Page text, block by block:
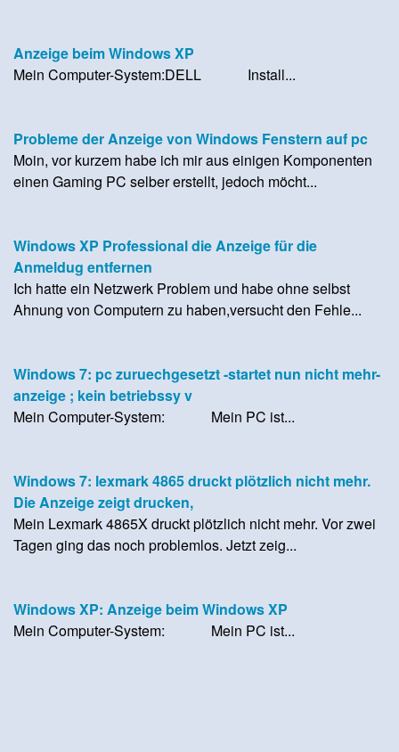
Anzeige beim Windows XP
Mein Computer-System:DELL Install...
Probleme der Anzeige von Windows Fenstern auf pc
Moin, vor kurzem habe ich mir aus einigen Komponenten
einen Gaming PC selber erstellt, jedoch möcht...
Windows XP Professional die Anzeige für die
Anmeldug entfernen
Ich hatte ein Netzwerk Problem und habe ohne selbst
Ahnung von Computern zu haben,versucht den Fehle...
Windows 7: pc zuruechgesetzt -startet nun nicht mehr-
anzeige ; kein betriebssy v
Mein Computer-System: Mein PC ist...
Windows 7: lexmark 4865 druckt plötzlich nicht mehr.
Die Anzeige zeigt drucken,
Mein Lexmark 4865X druckt plötzlich nicht mehr. Vor zwei
Tagen ging das noch problemlos. Jetzt zeig...
Windows XP: Anzeige beim Windows XP
Mein Computer-System: Mein PC ist...